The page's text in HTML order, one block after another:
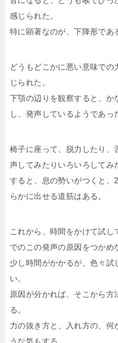
感じられた。
特に顕著なのが、下降形であ
どうもどこかに悪い意味での
じられた。
下顎の辺りを観察すると、か
し、発声しているようであっ
椅子に座って、脱力したり、
声してみたりいろいろしてみ
すると、息の勢いがつくと、
らかに出せる道筋はある。
これから、時間をかけて試し
でのこの発声の原因をつかめ
少し時間がかかるが、色々試
い。
原因が分かれば、そこから方
る。
力の抜き方と、入れ方の、何
うな気もする。